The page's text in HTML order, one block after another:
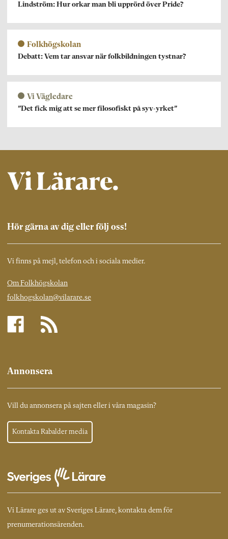
Lindström: Hur orkar man bli upprörd över Pride?
Folkhögskolan
Debatt: Vem tar ansvar när folkbildningen tystnar?
Vi Vägledare
”Det fick mig att se mer filosofiskt på syv-yrket”
Hör gärna av dig eller följ oss!
Vi finns på mejl, telefon och i sociala medier.
Om Folkhögskolan
folkhogskolan@vilarare.se
Annonsera
Vill du annonsera på sajten eller i våra magasin?
Kontakta Rabalder media
Vi Lärare ges ut av Sveriges Lärare, kontakta dem för
prenumerationsärenden.